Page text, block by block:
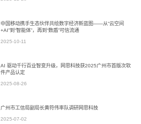
中国移动携手生态伙伴共绘数字经济新蓝图——从“云空间
+AI”到“智能体”，再到“数盾”可信流通
2025-10-11
AI 驱动千行百业智变升级，网思科技获2025广州市首版次软
件产品认定
2025-08-26
广州市工信局副局长黄符伟率队调研网思科技
2025-07-02